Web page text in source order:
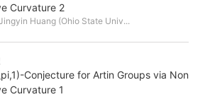
Curvature 2
Huang (Ohio State Univ...
Conjecture for Artin Groups via Non
Curvature 1